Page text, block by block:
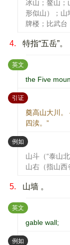
冰山；鳌山；
形似山）；山
牌楼；比武台
4. 特指“五岳”。
英文 ：
the Five
引证：
奠高山大川。
四渎。”
例如 ：
山斗（“泰山
山右（指山西
5. 山墙 。
英文 ：
gable wall;
例如 ：